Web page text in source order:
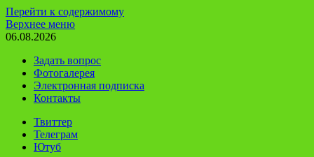
Перейти к содержимому
Верхнее меню
06.08.2026
Задать вопрос
Фотогалерея
Электронная подписка
Контакты
Твиттер
Телеграм
Ютуб